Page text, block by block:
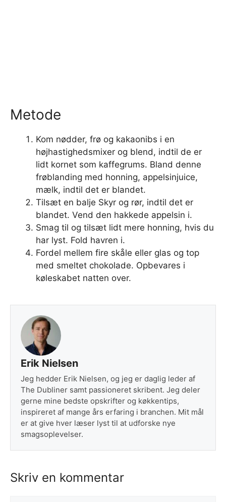
Metode
Kom nødder, frø og kakaonibs i en
højhastighedsmixer og blend, indtil de er
lidt kornet som kaffegrums. Bland denne
frøblanding med honning, appelsinjuice,
mælk, indtil det er blandet.
Tilsæt en balje Skyr og rør, indtil det er
blandet. Vend den hakkede appelsin i.
Smag til og tilsæt lidt mere honning, hvis du
har lyst. Fold havren i.
Fordel mellem fire skåle eller glas og top
med smeltet chokolade. Opbevares i
køleskabet natten over.
Erik Nielsen
Jeg hedder Erik Nielsen, og jeg er daglig leder af
The Dubliner samt passioneret skribent. Jeg deler
gerne mine bedste opskrifter og køkkentips,
inspireret af mange års erfaring i branchen. Mit mål
er at give hver læser lyst til at udforske nye
smagsoplevelser.
Skriv en kommentar